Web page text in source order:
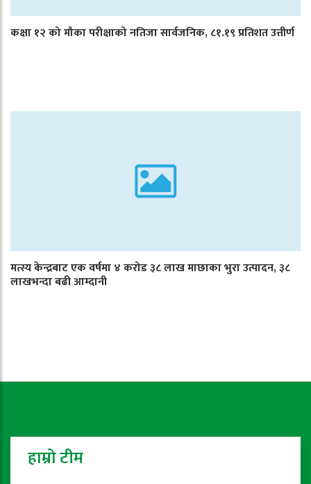
कक्षा १२ को मौका परीक्षाको नतिजा सार्वजनिक, ८१.१९ प्रतिशत उत्तीर्ण
मत्स्य केन्द्रबाट एक वर्षमा ४ करोड ३८ लाख माछाका भुरा उत्पादन, ३८
लाखभन्दा बढी आम्दानी
हाम्रो टीम